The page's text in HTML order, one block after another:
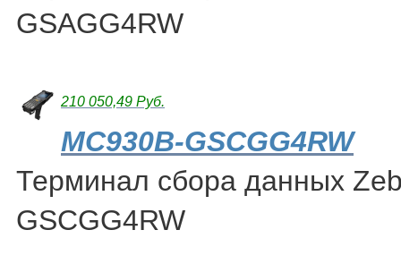
GSAGG4RW
210 050,49 Руб.
MC930B-GSCGG4RW
Терминал сбора данных
GSCGG4RW